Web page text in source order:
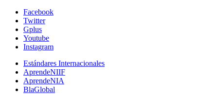
Facebook
Twitter
Gplus
Youtube
Instagram
Estándares Internacionales
AprendeNIIF
AprendeNIA
BlaGlobal